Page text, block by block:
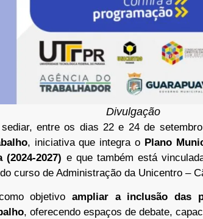
Divulgação
entre os dias 22 e 24 de
, iniciativa que integra o Plano
2027) e que também está
curso de Administração da Unicentro –
objetivoampliar a inclusão das
, oferecendo espaços de debate,